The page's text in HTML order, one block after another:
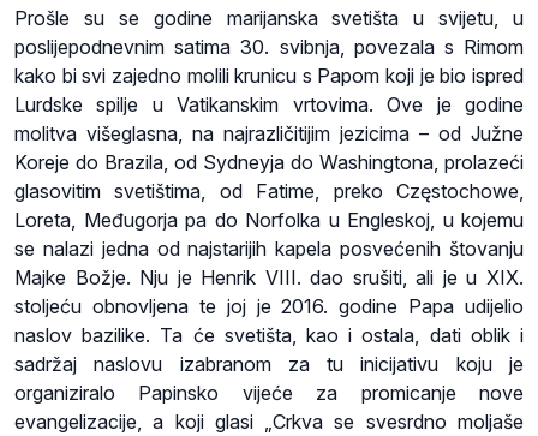
Prošle su se godine marijanska svetišta u svijetu, u
poslijepodnevnim satima 30. svibnja, povezala s Rimom
kako bi svi zajedno molili krunicu s Papom koji je bio ispred
Lurdske spilje u Vatikanskim vrtovima. Ove je godine
molitva višeglasna, na najrazličitijim jezicima – od Južne
Koreje do Brazila, od Sydneyja do Washingtona, prolazeći
glasovitim svetištima, od Fatime, preko Częstochowe,
Loreta, Međugorja pa do Norfolka u Engleskoj, u kojemu
se nalazi jedna od najstarijih kapela posvećenih štovanju
Majke Božje. Nju je Henrik VIII. dao srušiti, ali je u XIX.
stoljeću obnovljena te joj je 2016. godine Papa udijelio
naslov bazilike. Ta će svetišta, kao i ostala, dati oblik i
sadržaj naslovu izabranom za tu inicijativu koju je
organiziralo Papinsko vijeće za promicanje nove
evangelizacije, a koji glasi „Crkva se svesrdno moljaše